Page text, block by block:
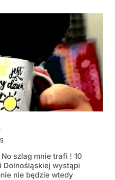
szlag mnie trafi ! 10
Dolnośląskiej wystąpi
nie będzie wtedy